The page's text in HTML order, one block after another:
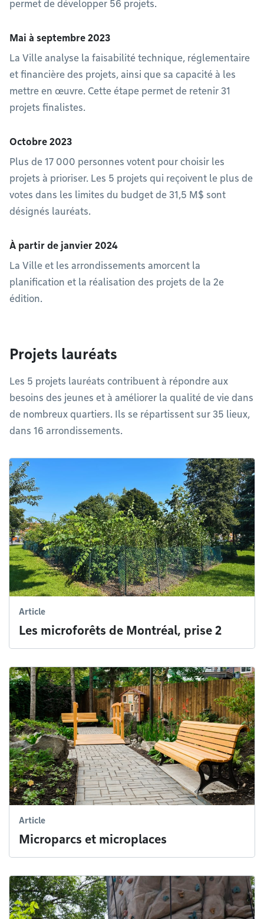
permet de développer 56 projets.
Mai à septembre 2023
La Ville analyse la faisabilité technique, réglementaire
et financière des projets, ainsi que sa capacité à les
mettre en œuvre. Cette étape permet de retenir 31
projets finalistes.
Octobre 2023
Plus de 17 000 personnes votent pour choisir les
projets à prioriser. Les 5 projets qui reçoivent le plus de
votes dans les limites du budget de 31,5 M$ sont
désignés lauréats.
À partir de janvier 2024
La Ville et les arrondissements amorcent la
planification et la réalisation des projets de la 2e
édition.
Projets lauréats
Les 5 projets lauréats contribuent à répondre aux
besoins des jeunes et à améliorer la qualité de vie dans
de nombreux quartiers. Ils se répartissent sur 35 lieux,
dans 16 arrondissements.
Article
Les microforêts de Montréal, prise 2
Article
Microparcs et microplaces